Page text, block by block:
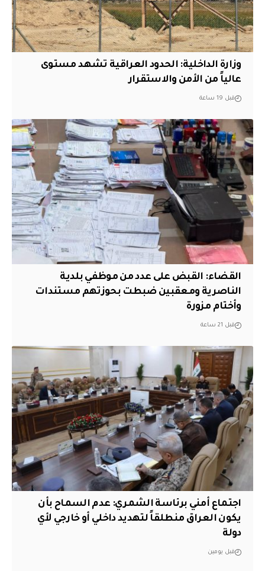
وزارة الداخلية: الحدود العراقية تشهد مستوى
عالياً من الأمن والاستقرار
قبل 19 ساعة
القضاء: القبض على عدد من موظفي بلدية
الناصرية ومعقبين ضبطت بحوزتهم مستندات
وأختام مزورة
قبل 21 ساعة
اجتماع أمني برئاسة الشمري: عدم السماح بأن
يكون العراق منطلقاً لتهديد داخلي أو خارجي لأي
دولة
قبل يومين